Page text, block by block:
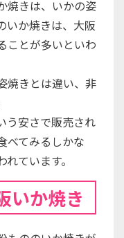
焼きは、いかの姿
いか焼きは、大阪
ことが多いといわ
焼きとは違い、非
う安さで販売され
べてみるしかな
ています。
いか焼き